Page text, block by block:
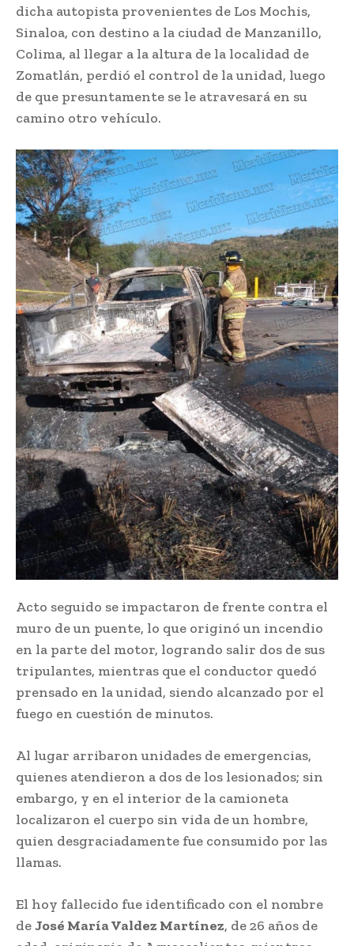
dicha autopista provenientes de Los Mochis,
Sinaloa, con destino a la ciudad de Manzanillo,
Colima, al llegar a la altura de la localidad de
Zomatlán, perdió el control de la unidad, luego
de que presuntamente se le atravesará en su
camino otro vehículo.
Acto seguido se impactaron de frente contra el
muro de un puente, lo que originó un incendio
en la parte del motor, logrando salir dos de sus
tripulantes, mientras que el conductor quedó
prensado en la unidad, siendo alcanzado por el
fuego en cuestión de minutos.
Al lugar arribaron unidades de emergencias,
quienes atendieron a dos de los lesionados; sin
embargo, y en el interior de la camioneta
localizaron el cuerpo sin vida de un hombre,
quien desgraciadamente fue consumido por las
llamas.
El hoy fallecido fue identificado con el nombre
deJosé María Valdez Martínez, de 26 años de